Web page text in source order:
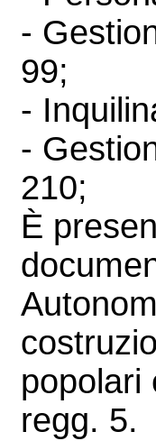
-
99;
-
-
210;
È
popolari
regg. 5.